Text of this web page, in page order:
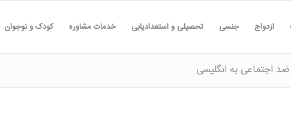
ازدواج جنسی تحصیلی و استعدادیابی خدمات مشاوره کودک و نوجوان
اجتماعی به انگلیسی